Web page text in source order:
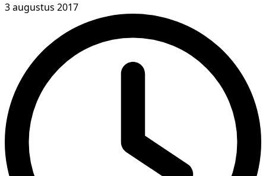
3 augustus 2017